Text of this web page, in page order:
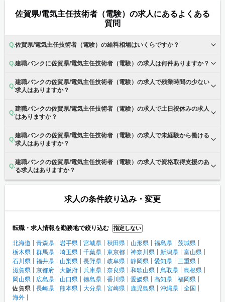
佐賀県/電気主任技術者（電験）の求人にあるよくある
質問
佐賀県/電気主任技術者（電験）の給料相場はいくらですか？
建職バンクに佐賀県/電気主任技術者（電験）の求人は何件ありますか？
建職バンクの佐賀県/電気主任技術者（電験）の求人で残業時間の少ない
求人はありますか？
建職バンクの佐賀県/電気主任技術者（電験）の求人で土日祝休みの求人
はありますか？
建職バンクの佐賀県/電気主任技術者（電験）の求人で未経験から働ける
求人はありますか？
建職バンクの佐賀県/電気主任技術者（電験）の求人で資格取得支援のあ
る求人はありますか？
求人の条件絞り込み・変更
転職・求人情報を勤務地で絞り込む 指定しない
北海道 青森県 岩手県 宮城県 秋田県 山形県 福島県
茨城県
栃木県
群馬県 埼玉県 千葉県 東京都 神奈川県 新潟県
富山県
石川県
福井県 山梨県 長野県 岐阜県 静岡県 愛知県
三重県
滋賀県
京都府 大阪府 兵庫県 奈良県 和歌山県 鳥取県
島根県
岡山県
広島県 山口県 徳島県 香川県 愛媛県 高知県
福岡県
佐賀県
長崎県 熊本県 大分県 宮崎県 鹿児島県 沖縄県
全国
海外